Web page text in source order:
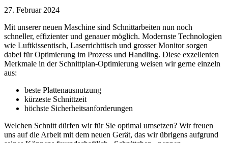
27. Februar 2024
Mit unserer neuen Maschine sind Schnittarbeiten nun noch
schneller, effizienter und genauer möglich. Modernste Technologien
wie Luftkissentisch, Laserrichttisch und grosser Monitor sorgen
dabei für Optimierung im Prozess und Handling. Diese exzellenten
Merkmale in der Schnittplan-Optimierung weisen wir gerne einzeln
aus:
beste Plattenausnutzung
kürzeste Schnittzeit
höchste Sicherheitsanforderungen
Welchen Schnitt dürfen wir für Sie optimal umsetzen? Wir freuen
uns auf die Arbeit mit dem neuen Gerät, das wir übrigens aufgrund